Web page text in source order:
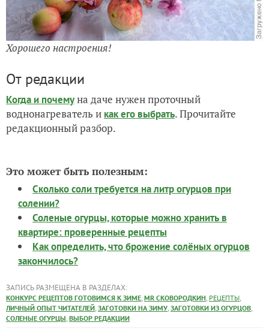
Хорошего настроения!
От редакции
Когда и почемуна даче нужен проточный
воднонагреватель и как его выбрать. Прочитайте
редакционный разбор.
Это может быть полезным:
Сколько соли требуется на литр огурцов при
солении?
Соленые огурцы, которые можно хранить в
квартире: проверенные рецепты
Как определить, что брожение солёных огурцов
закончилось?
ЗАПИСЬ РАЗМЕЩЕНА В РАЗДЕЛАХ:
КОНКУРС РЕЦЕПТОВ ГОТОВИМСЯ К ЗИМЕ, MR СКОВОРОДКИН, РЕЦЕПТЫ,
ЛИЧНЫЙ ОПЫТ ЧИТАТЕЛЕЙ, ЗАГОТОВКИ НА ЗИМУ, ЗАГОТОВКИ ИЗ ОГУРЦОВ,
СОЛЕНЫЕ ОГУРЦЫ, ВЫБОР РЕДАКЦИИ